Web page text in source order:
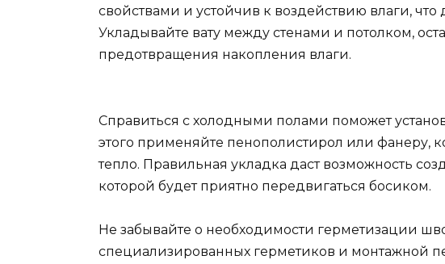
свойствами и устойчив к воздействию влаги,
Укладывайте вату между стенами и потолком,
предотвращения накопления влаги.
Справиться с холодными полами поможет
этого применяйте пенополистирол или фанеру,
тепло. Правильная укладка даст возможность
которой будет приятно передвигаться босиком.
Не забывайте о необходимости герметизации
специализированных герметиков и монтажной